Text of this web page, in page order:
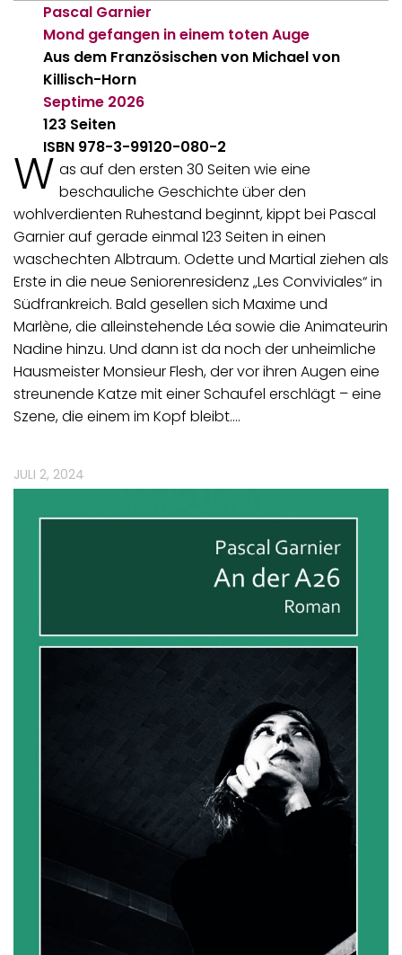
Pascal Garnier
Mond gefangen in einem toten Auge
Aus dem Französischen von Michael von
Killisch-Horn
Septime 2026
123 Seiten
ISBN 978-3-99120-080-2
W as auf den ersten 30 Seiten wie eine
beschauliche Geschichte über den
wohlverdienten Ruhestand beginnt, kippt bei Pascal
Garnier auf gerade einmal 123 Seiten in einen
waschechten Albtraum. Odette und Martial ziehen als
Erste in die neue Seniorenresidenz „Les Conviviales“ in
Südfrankreich. Bald gesellen sich Maxime und
Marlène, die alleinstehende Léa sowie die Animateurin
Nadine hinzu. Und dann ist da noch der unheimliche
Hausmeister Monsieur Flesh, der vor ihren Augen eine
streunende Katze mit einer Schaufel erschlägt – eine
Szene, die einem im Kopf bleibt.…
JULI 2, 2024